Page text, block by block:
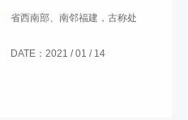
省西南部、南邻福建，古称处
DATE：2021 / 01 / 14